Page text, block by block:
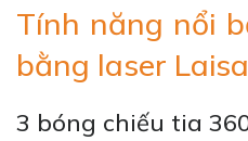
Tính năng nổi
bằng laser
3 bóng chiếu tia